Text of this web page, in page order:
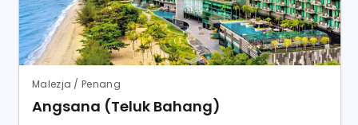
Malezja / Penang
Angsana (Teluk Bahang)